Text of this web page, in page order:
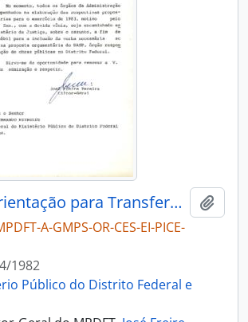
Ofício de Orientação para Transferência de Recursos para a Construção
A-GMPS-OR-CES-EI-PICE-
1982
Público do Distrito Federal e